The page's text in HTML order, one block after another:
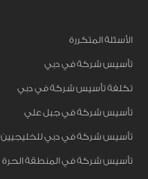
الأسئلة المتكررة
تأسيس شركة في دبي
تكلفة تأسيس شركة في دبي
تأسيس شركة في جبل علي
تأسيس شركة في دبي للخليجيين
تأسيس شركة في المنطقة الحرة